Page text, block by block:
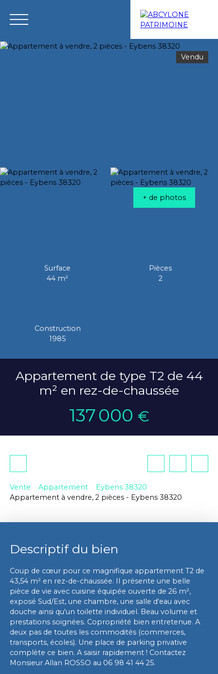
Vendu
+ de photos
Surface
44 m²
Pièces
2
Construction
1985
Appartement de type T2 de 44
m² en rez-de-chaussée
137 000 €
Vente Appartement
Eybens 38320
Appartement à vendre, 2 pièces - Eybens 38320
Descriptif du bien
Coup de cœur pour ce magnifique appartement T2 de
43,54 m² en rez-de-chaussée. Il présente une belle
pièce de vie avec cuisine équipée ouverte de 26 m²,
exposé Sud/Est, une chambre, une salle d'eau avec
douche ainsi qu'un toilette individuel. Beau volume et
prestations soignées. Copropriété bien entretenue. A
deux pas de toutes les commodités (commerces,
transports, écoles). Une place de parking privative
complète ce bien. A saisir rapidement ! Contactez
Monsieur Allan ROSSO au 06 98 41 44 25.